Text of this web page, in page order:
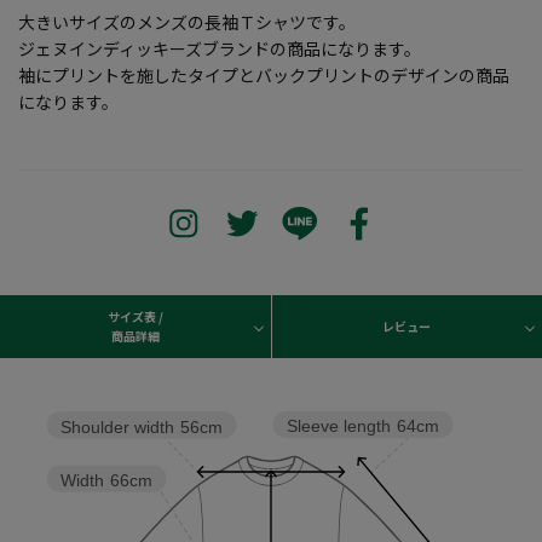
大きいサイズのメンズの長袖Ｔシャツです。
ジェヌインディッキーズブランドの商品になります。
袖にプリントを施したタイプとバックプリントのデザインの商品
になります。
サイズ表 /
商品詳細
レビュー
Sleeve length 64cm
Width 66cm
Shoulder width 56cm